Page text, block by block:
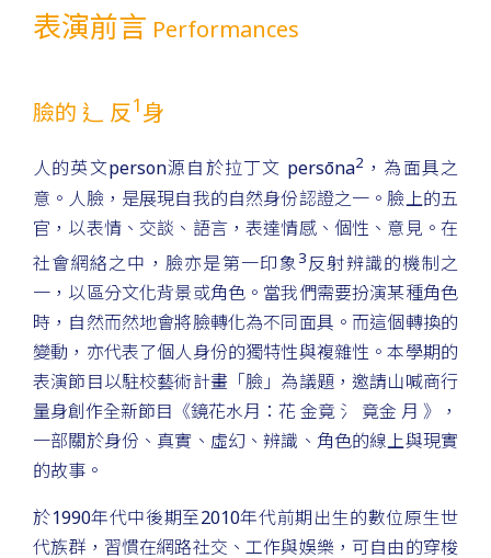
表演前言 Performances
臉的 辶 反1身
人的英文person源自於拉丁文 persōna2 ，為面具之
意。人臉，是展現自我的自然身份認證之一。臉上的五
官，以表情、交談、語言，表達情感、個性、意見。在
社會網絡之中，臉亦是第一印象3反射辨識的機制之
一，以區分文化背景或角色。當我們需要扮演某種角色
時，自然而然地會將臉轉化為不同面具。而這個轉換的
變動，亦代表了個人身份的獨特性與複雜性。本學期的
表演節目以駐校藝術計畫「臉」為議題，邀請山喊商行
量身創作全新節目《鏡花水月：花 金竟 氵 竟金 月 》，
一部關於身份、真實、虛幻、辨識、角色的線上與現實
的故事。
於1990年代中後期至2010年代前期出生的數位原生世
代族群，習慣在網路社交、工作與娛樂，可自由的穿梭